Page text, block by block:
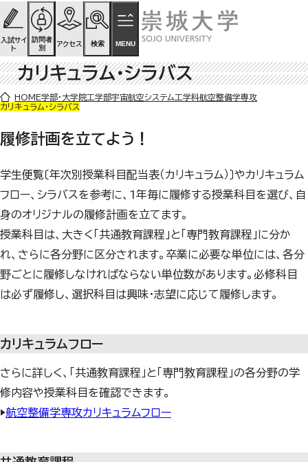
ページの先頭です
ページ内を移動するためのリンク
本文(c)へ
入試サイ
ト
訪問者
別
アクセス 検索 MENU
ここから本文です。
カリキュラム・シラバス
HOME学部・大学院工学部宇宙航空システム工学科航空整備学専攻
カリキュラム・シラバス
履修計画を立てよう！
学生便覧〔年次別授業科目配当表（カリキュラム）〕やカリキュラム
フロー、シラバスを参考に、1年毎に履修する授業科目を選び、自
身のオリジナルの履修計画を立てます。
授業科目は、大きく「共通教育課程」と「専門教育課程」に分か
れ、さらに各分野に区分されます。卒業に必要な単位には、各分
野ごとに履修しなければならない単位数があります。必修科目
は必ず履修し、選択科目は興味・志望に応じて履修します。
カリキュラムフロー
さらに詳しく、「共通教育課程」と「専門教育課程」の各分野の学
修内容や授業科目を確認できます。
▶航空整備学専攻カリキュラムフロー